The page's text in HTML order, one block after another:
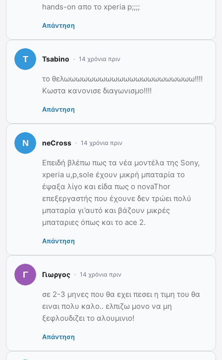
hands-on απο το xperia p;;;;
Απάντηση
Tsabino 14 χρόνια πριν
το θελωωωωωωωωωωωωωωωωωωωωωω!!!!
Κωστα κανονισε διαγωνισμο!!!!
Απάντηση
neCross 14 χρόνια πριν
Επειδή βλέπω πως τα νέα μοντέλα της Sony,
xperia u,p,sole έχουν μικρή μπαταρία το
έψαξα λίγο και είδα πως ο novaThor
επεξεργαστής που έχουνε δεν τρώει πολύ
μπαταρία γι’αυτό και βάζουν μικρές
μπαταριες όπως και το ace 2.
Απάντηση
Γιωργος 14 χρόνια πριν
σε 2-3 μηνες που θα εχει πεσει η τιμη του θα
ειναι πολυ καλο.. ελπιζω μονο να μη
ξεφλουδιζει το αλουμινιο!
Απάντηση